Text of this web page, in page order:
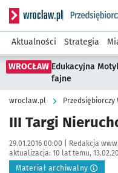
Serwis informacyjny
Aktualności Strategia
WROCŁAW Edukacyjna
fajne
wroclaw.pl Przedsiębiorczy
III Targi
Data publikacji:
29.01.2016 00:00 | Autor:
Redakcja
aktualizacja: 10 lat temu,
Materiał archiwalny